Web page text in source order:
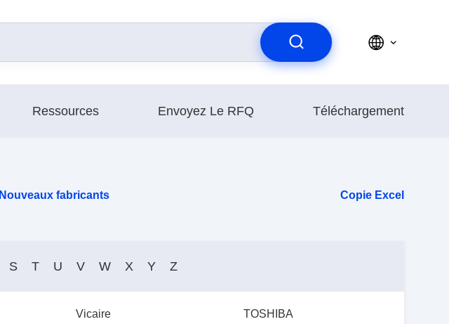
Ressources Envoyez Le RFQ Téléchargement
Nouveaux fabricants Copie Excel
S T U V W X Y Z
Vicaire TOSHIBA